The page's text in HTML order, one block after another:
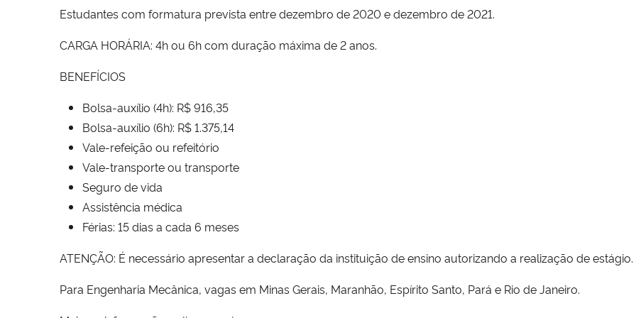
Estudantes com formatura prevista entre dezembro de 2020 e dezembro de 2021.
CARGA HORÁRIA: 4h ou 6h com duração máxima de 2 anos.
BENEFÍCIOS
Bolsa-auxílio (4h): R$ 916,35
Bolsa-auxílio (6h): R$ 1.375,14
Vale-refeição ou refeitório
Vale-transporte ou transporte
Seguro de vida
Assistência médica
Férias: 15 dias a cada 6 meses
ATENÇÃO: É necessário apresentar a declaração da instituição de ensino autorizando a realização de estágio.
Para Engenharia Mecânica, vagas em Minas Gerais, Maranhão, Espírito Santo, Pará e Rio de Janeiro.